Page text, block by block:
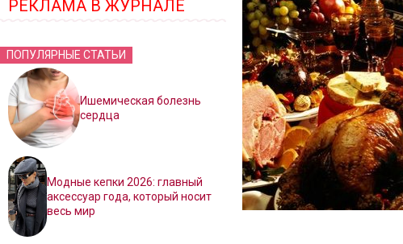
РЕКЛАМА В ЖУРНАЛЕ
ПОПУЛЯРНЫЕ СТАТЬИ
Ишемическая болезнь
сердца
Модные кепки 2026: главный
аксессуар года, который носит
весь мир